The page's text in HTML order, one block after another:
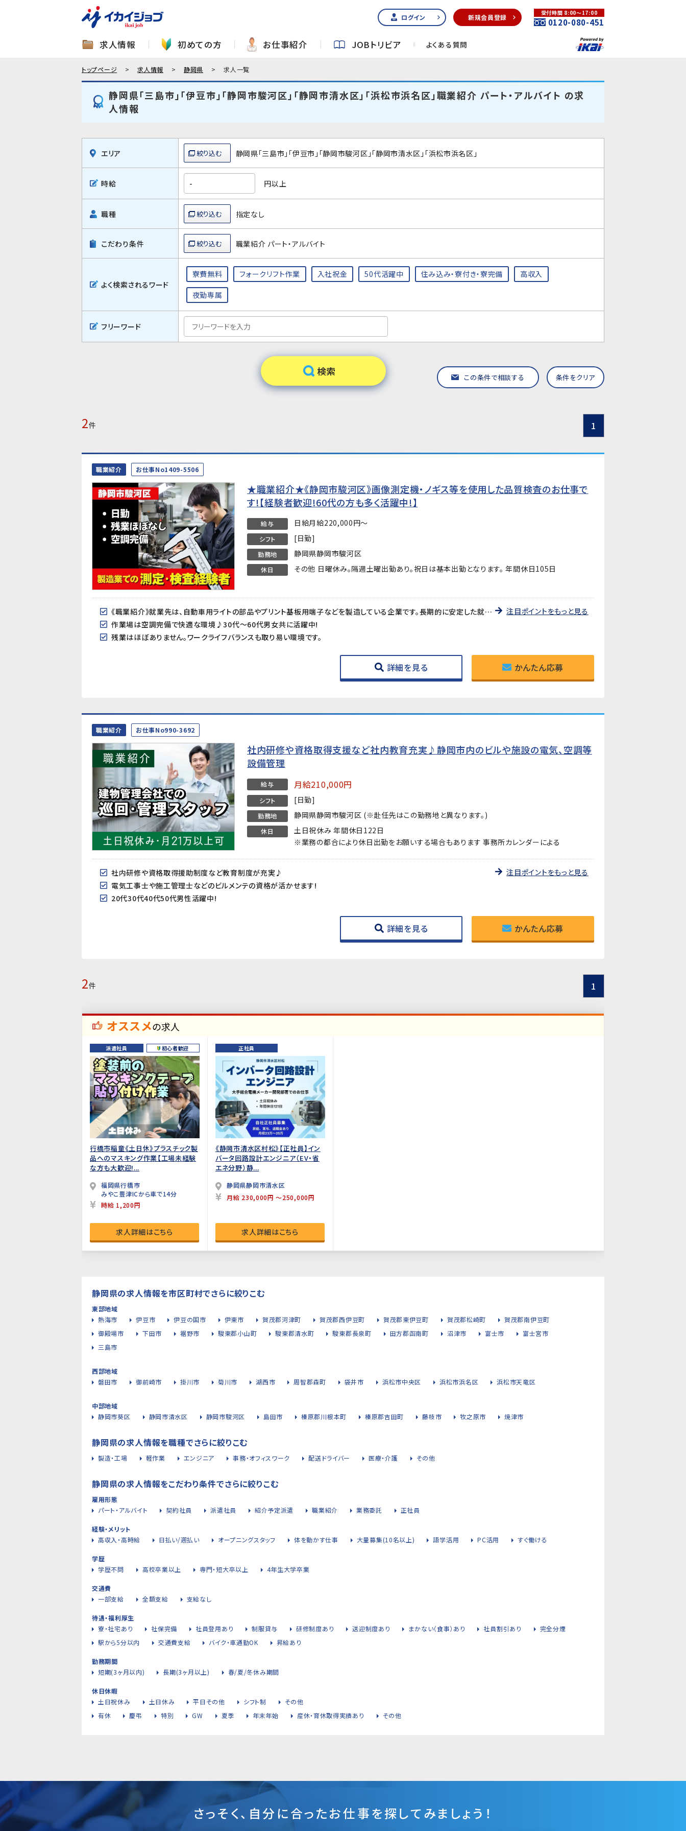
ログイン 新規会員登録
受付時間 8:00～17:00
0120-080-451
求人情報 初めての方 お仕事紹介 JOBトリビア よくある質問
トップページ 求人情報 静岡県 求人一覧
静岡県「三島市」「伊豆市」「静岡市駿河区」「静岡市清水区」「浜松市浜名区」職業紹介 パート・アルバイト の求
人情報
エリア 静岡県「三島市」「伊豆市」「静岡市駿河区」「静岡市清水区」「浜松市浜名区」
時給 円以上
職種 指定なし
こだわり条件 職業紹介 パート・アルバイト
よく検索されるワード
寮費無料 フォークリフト作業 入社祝金 50代活躍中 住み込み・寮付き・寮完備 高収入
夜勤専属
フリーワード
この条件で相談する 条件をクリア
2件 1
職業紹介 お仕事No1409-5506
★職業紹介★《静岡市駿河区》画像測定機・ノギス等を使用した品質検査のお仕事で
す!【経験者歓迎!60代の方も多く活躍中!】
給与 日給月給220,000円～
シフト [日勤]
勤務地 静岡県静岡市駿河区
休日 その他 日曜休み。隔週土曜出勤あり。祝日は基本出勤となります。 年間休日105日
《職業紹介》就業先は、自動車用ライトの部品やプリント基板用端子などを製造している企業です。長期的に安定した就業が見込めます!
作業場は空調完備で快適な環境♪30代～60代男女共に活躍中!
残業はほぼありません。ワークライフバランスも取り易い環境です。
注目ポイントをもっと見る
詳細を見る かんたん応募
職業紹介 お仕事No990-3692
社内研修や資格取得支援など社内教育充実♪静岡市内のビルや施設の電気、空調等
設備管理
給与 月給210,000円
シフト [日勤]
勤務地 静岡県静岡市駿河区 (※赴任先はこの勤務地と異なります。)
休日
土日祝休み 年間休日122日
※業務の都合により休日出勤をお願いする場合もあります 事務所カレンダーによる
社内研修や資格取得援助制度など教育制度が充実♪
電気工事士や施工管理士などのビルメンテの資格が活かせます!
20代30代40代50代男性活躍中!
注目ポイントをもっと見る
詳細を見る かんたん応募
2件 1
オススメの求人
派遣社員 初心者歓迎
行橋市稲童《土日休》プラスチック製
品へのマスキング作業【工場未経験
な方も大歓迎!...
福岡県行橋市
みやこ豊津ICから車で14分
時給 1,200円
求人詳細はこちら
正社員
《静岡市清水区村松》【正社員】イン
バータ回路設計エンジニア（EV・省
エネ分野）静...
静岡県静岡市清水区
月給 230,000円 ～250,000円
求人詳細はこちら
静岡県の求人情報を市区町村でさらに絞りこむ
東部地域
熱海市
伊豆市 伊豆の国市 伊東市 賀茂郡河津町 賀茂郡西伊豆町 賀茂郡東伊豆町 賀茂郡松崎町
賀茂郡南伊豆町
御殿場市
下田市 裾野市 駿東郡小山町 駿東郡清水町 駿東郡長泉町 田方郡函南町 沼津市 富士市
富士宮市
三島市
西部地域
磐田市
御前崎市 掛川市 菊川市 湖西市 周智郡森町 袋井市 浜松市中央区 浜松市浜名区 浜松市天竜区
中部地域
静岡市葵区
静岡市清水区 静岡市駿河区 島田市 榛原郡川根本町 榛原郡吉田町 藤枝市 牧之原市 焼津市
静岡県の求人情報を職種でさらに絞りこむ
製造・工場 軽作業 エンジニア 事務・オフィスワーク 配送ドライバー 医療・介護 その他
静岡県の求人情報をこだわり条件でさらに絞りこむ
雇用形態
パート・アルバイト
契約社員 派遣社員 紹介予定派遣 職業紹介 業務委託 正社員
経験・メリット
高収入・高時給
日払い/週払い オープニングスタッフ 体を動かす仕事 大量募集(10名以上) 語学活用 PC活用 すぐ働ける
学歴
学歴不問
高校卒業以上 専門・短大卒以上 4年生大学卒業
交通費
一部支給
全額支給 支給なし
待遇・福利厚生
寮・社宅あり
社保完備 社員登用あり 制服貸与 研修制度あり 送迎制度あり まかない（食事）あり 社員割引あり
完全分煙
駅から5分以内
交通費支給 バイク・車通勤OK 昇給あり
勤務期間
短期(3ヶ月以内)
長期(3ヶ月以上) 春/夏/冬休み期間
休日休暇
土日祝休み
土日休み 平日その他 シフト制
その他
有休
慶弔 特別 GW 夏季 年末年始 産休・育休取得実績あり その他
さっそく、自分に合ったお仕事を探してみましょう！